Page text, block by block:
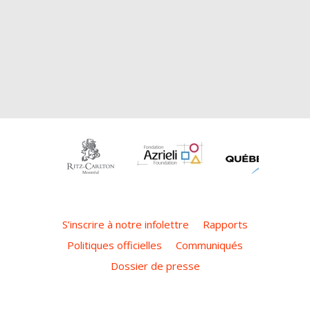
S’inscrire à notre infolettre
Rapports
Politiques officielles
Communiqués
Dossier de presse